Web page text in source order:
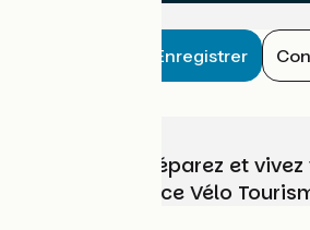
Enregistrer
Choisissez, préparez et
vélo avec France Vélo